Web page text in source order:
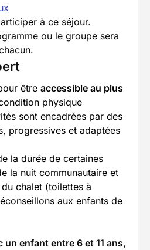
à ce séjour.
ou le groupe sera
être accessible au plus
physique
sont encadrées par des
progressives et adaptées
la durée de certaines
la nuit communautaire et
chalet (toilettes à
aux enfants de
un enfant entre 6 et 11 ans,